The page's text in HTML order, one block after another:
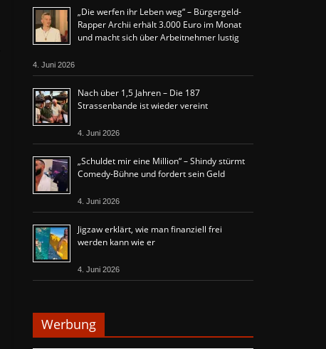
„Die werfen ihr Leben weg“ – Bürgergeld-
Rapper Archii erhält 3.000 Euro im Monat
und macht sich über Arbeitnehmer lustig
4. Juni 2026
Nach über 1,5 Jahren – Die 187
Strassenbande ist wieder vereint
4. Juni 2026
„Schuldet mir eine Million“ – Shindy stürmt
Comedy-Bühne und fordert sein Geld
4. Juni 2026
Jigzaw erklärt, wie man finanziell frei
werden kann wie er
4. Juni 2026
Werbung